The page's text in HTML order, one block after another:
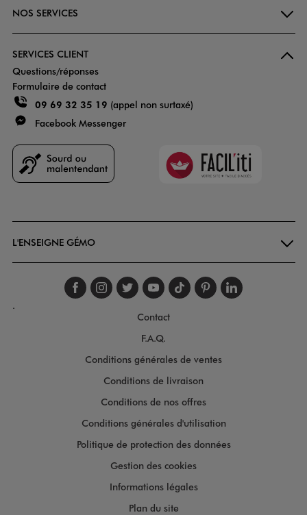
NOS SERVICES
SERVICES CLIENT
Questions/réponses
Formulaire de contact
09 69 32 35 19 (appel non surtaxé)
Facebook Messenger
Faciliti
L'ENSEIGNE GÉMO
Suivez-nous sur
Suivez-nous sur
Suivez-nous sur
Suivez-nous
Suivez-nous
Suivez-
.
Contact
F.A.Q.
Conditions générales de ventes
Conditions de livraison
Conditions de nos offres
Conditions générales d'utilisation
Politique de protection des données
Gestion des cookies
Informations légales
Plan du site